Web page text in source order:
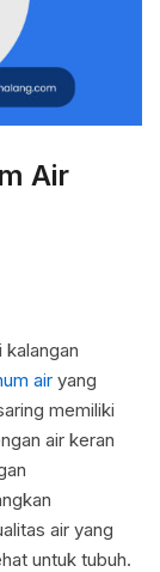
Air
kalangan
air yang
memiliki
air keran
air yang
untuk tubuh.